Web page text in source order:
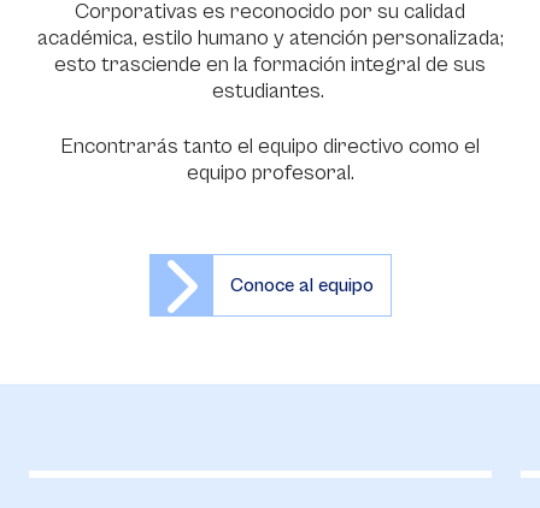
Corporativas es reconocido por su calidad
académica, estilo humano y atención personalizada;
esto trasciende en la formación integral de sus
estudiantes.
Encontrarás tanto el equipo directivo como el
equipo profesoral.
Conoce al equipo